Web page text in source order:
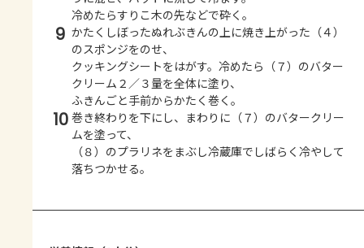
冷めたらすりこ木の先などで砕く。
9 かたくしぼったぬれぶきんの上に焼き上がった（４）
のスポンジをのせ、
クッキングシートをはがす。冷めたら（７）のバター
クリーム２／３量を全体に塗り、
ふきんごと手前からかたく巻く。
10 巻き終わりを下にし、まわりに（７）のバタークリー
ムを塗って、
（８）のプラリネをまぶし冷蔵庫でしばらく冷やして
落ちつかせる。